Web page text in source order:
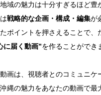
域の魅力は十分すぎるほど豊
戦略的な企画・構成・編集が
ポイントを押さえることで、
に届く動画”を作ることができ
画は、視聴者とのコミュニケ
縄の魅力をあなたの動画で最